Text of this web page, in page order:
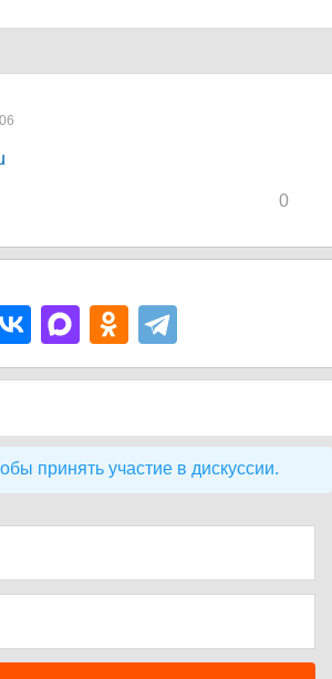
0
принять участие в дискуссии.